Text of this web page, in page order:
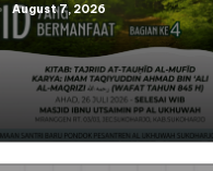
August 7, 2026